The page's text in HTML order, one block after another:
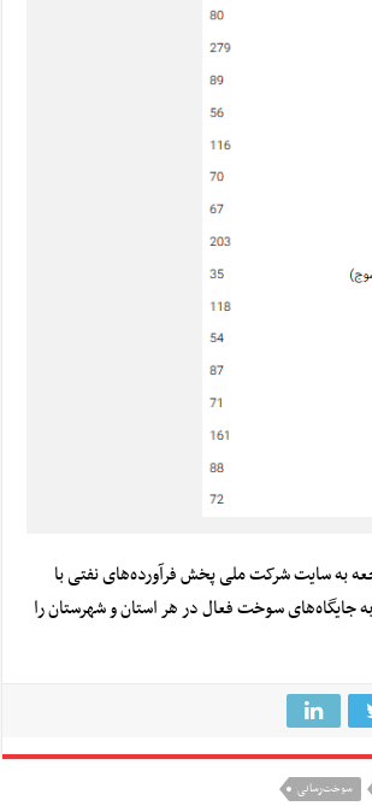
به سایت شرکت ملی پخش فرآورده‌های نفتی با
جایگاه‌های سوخت فعال در هر استان و شهرستان را
سوخت‌رسانی